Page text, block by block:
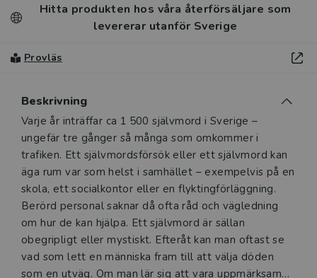
Hitta produkten hos våra återförsäljare som
levererar utanför Sverige
Provläs
Beskrivning
Beskrivning
Varje år inträffar ca 1 500 självmord i Sverige –
ungefär tre gånger så många som omkommer i
trafiken. Ett självmordsförsök eller ett självmord kan
äga rum var som helst i samhället – exempelvis på en
skola, ett socialkontor eller en flyktingförläggning.
Berörd personal saknar då ofta råd och vägledning
om hur de kan hjälpa. Ett självmord är sällan
obegripligt eller mystiskt. Efteråt kan man oftast se
vad som lett en människa fram till att välja döden
som en utväg. Om man lär sig att vara uppmärksam